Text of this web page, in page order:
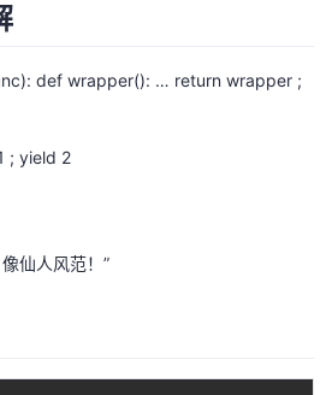
def wrapper(): … return wrapper ;
; yield 2
仙人风范！”